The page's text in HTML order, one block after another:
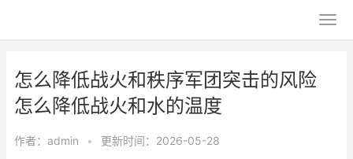
怎么降低战火和秩序军团突击的风险
怎么降低战火和水的温度
作者： admin • 更新时间：2026-05-28